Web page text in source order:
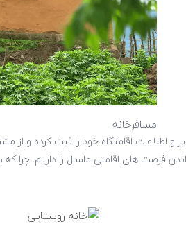
مسافرخانه
و اطلاعات اقامتگاه خود را ثبت کرده و
فرصت های اقامتی ماسال را داریم.